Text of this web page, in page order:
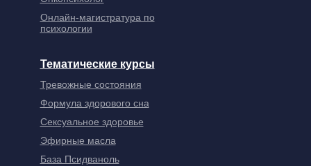
Тревожные состояния
Формула здорового сна
Тематические курсы
Сексуальное здоровье
Эфирные масла
База Псидваноль
Онлайн-магистратура по
психологии